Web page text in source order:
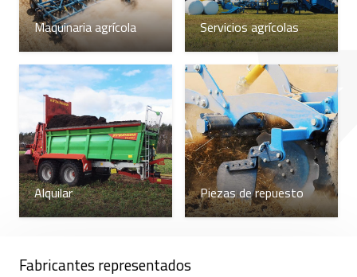
Maquinaria agrícola Servicios agrícolas
Alquilar Piezas de repuesto
Fabricantes representados